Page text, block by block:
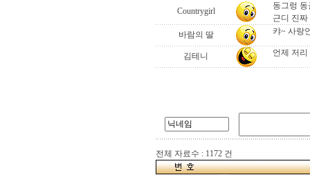
Countrygirl
동그렁 동
근디 진
바람의 딸
캬~ 사랑
김테니 언제 저
전체 자료수 : 1172 건